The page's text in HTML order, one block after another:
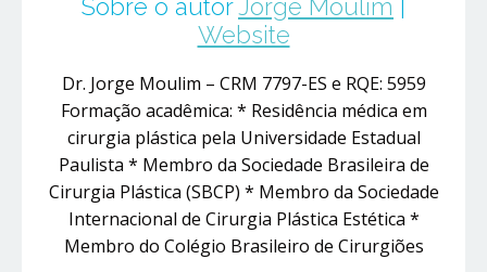
Sobre o autorJorge Moulim |
Website
Dr. Jorge Moulim – CRM 7797-ES e RQE: 5959
Formação acadêmica: * Residência médica em
cirurgia plástica pela Universidade Estadual
Paulista * Membro da Sociedade Brasileira de
Cirurgia Plástica (SBCP) * Membro da Sociedade
Internacional de Cirurgia Plástica Estética *
Membro do Colégio Brasileiro de Cirurgiões